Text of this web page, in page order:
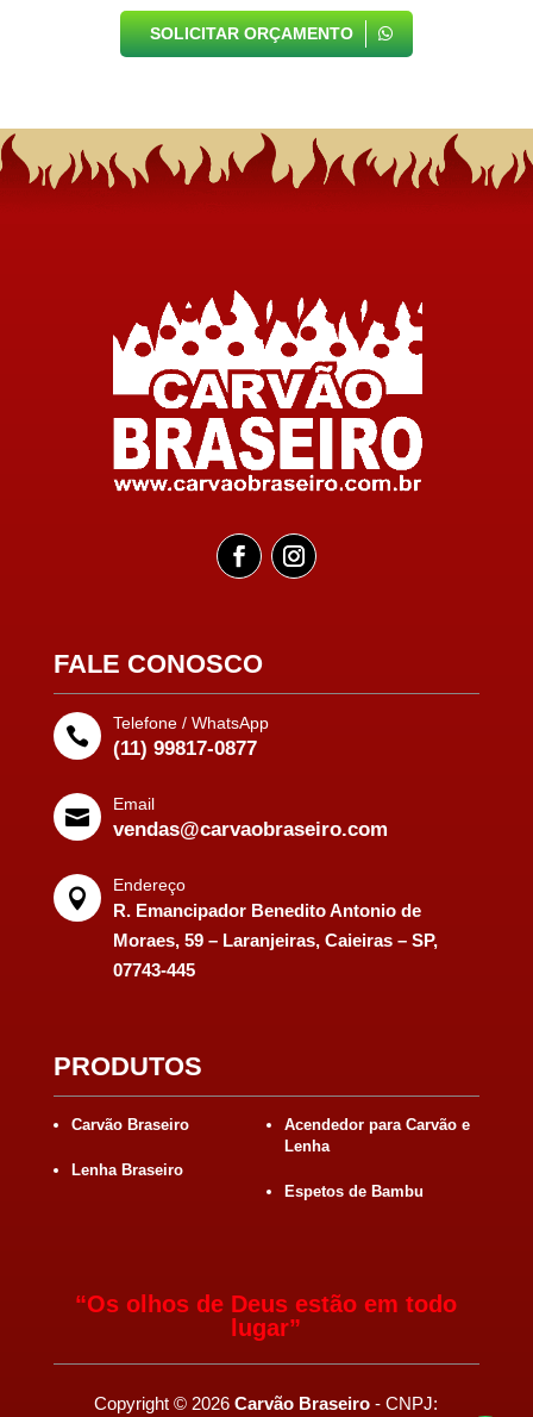
SOLICITAR ORÇAMENTO
FALE CONOSCO

Telefone / WhatsApp
(11) 99817-0877

Email
vendas@carvaobraseiro.com

Endereço
R. Emancipador Benedito Antonio de
Moraes, 59 – Laranjeiras, Caieiras – SP,
07743-445
PRODUTOS
Carvão Braseiro
Lenha Braseiro
Acendedor para Carvão e
Lenha
Espetos de Bambu
“Os olhos de Deus estão em todo
lugar”
Copyright© 2026Carvão Braseiro - CNPJ: